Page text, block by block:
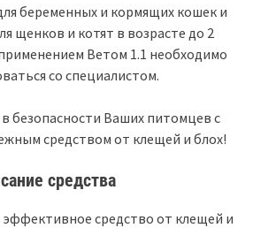
беременных и кормящих кошек и
щенков и котят в возрасте до 2
Ветом 1.1 необходимо
со специалистом.
безопасности Ваших питомцев с
средством от клещей и блох!
средства
средство от клещей и